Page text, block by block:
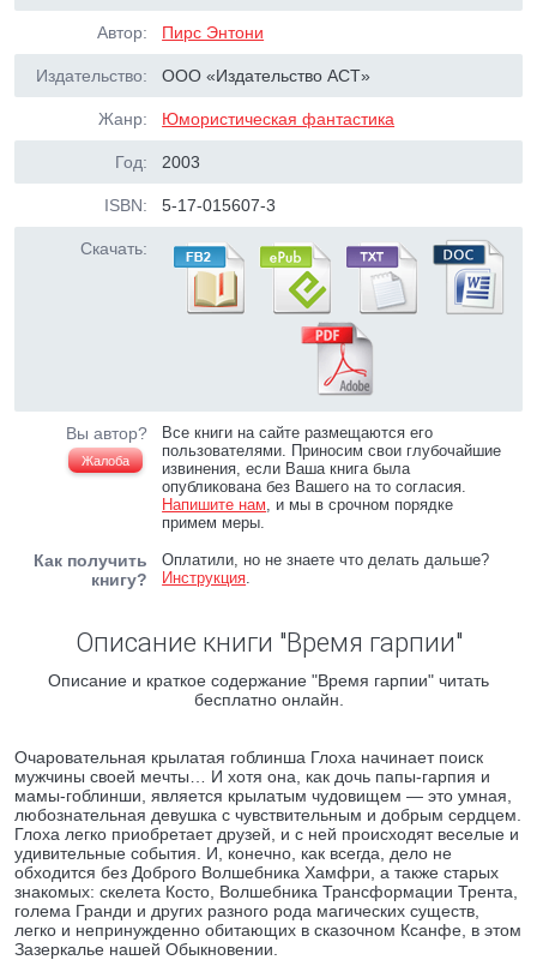
Автор: Пирс Энтони
Издательство: ООО «Издательство ACT»
Жанр: Юмористическая фантастика
Год: 2003
ISBN: 5-17-015607-3
Скачать:
Вы автор?
Жалоба
Все книги на сайте размещаются его
пользователями. Приносим свои глубочайшие
извинения, если Ваша книга была
опубликована без Вашего на то согласия.
Напишите нам, и мы в срочном порядке
примем меры.
Как получить
книгу?
Оплатили, но не знаете что делать дальше?
Инструкция.
Описание книги "Время гарпии"
Описание и краткое содержание "Время гарпии" читать
бесплатно онлайн.
Очаровательная крылатая гоблинша Глоха начинает поиск
мужчины своей мечты… И хотя она, как дочь папы-гарпия и
мамы-гоблинши, является крылатым чудовищем — это умная,
любознательная девушка с чувствительным и добрым сердцем.
Глоха легко приобретает друзей, и с ней происходят веселые и
удивительные события. И, конечно, как всегда, дело не
обходится без Доброго Волшебника Хамфри, а также старых
знакомых: скелета Косто, Волшебника Трансформации Трента,
голема Гранди и других разного рода магических существ,
легко и непринужденно обитающих в сказочном Ксанфе, в этом
Зазеркалье нашей Обыкновении.